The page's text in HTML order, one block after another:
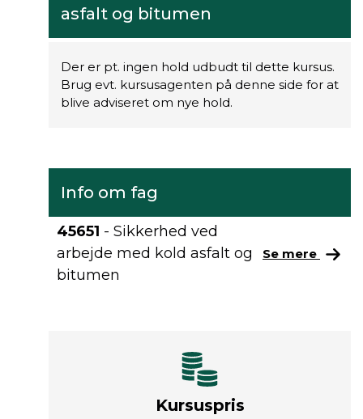
asfalt og bitumen
Der er pt. ingen hold udbudt til dette kursus.
Brug evt. kursusagenten på denne side for at
blive adviseret om nye hold.
Info om fag
45651 - Sikkerhed ved
arbejde med kold asfalt og
bitumen
Se mere
Kursuspris